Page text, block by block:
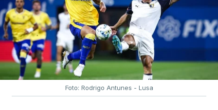
Foto: Rodrigo Antunes - Lusa